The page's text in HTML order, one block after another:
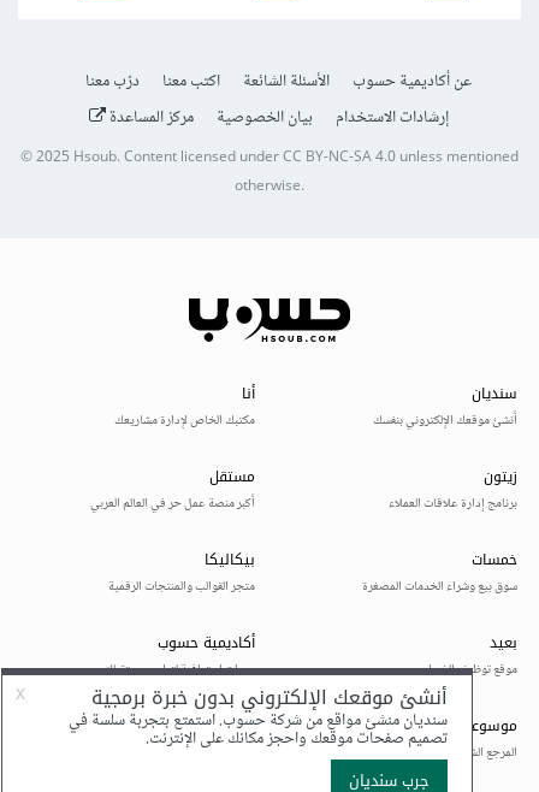
عن أكاديمية حسوب الأسئلة الشائعة اكتب معنا
درّب معنا
إرشادات الاستخدام
بيان الخصوصية مركز المساعدة
© 2025Hsoub.Content licensed underCC BY-NC-SA 4.0unless mentioned
otherwise.